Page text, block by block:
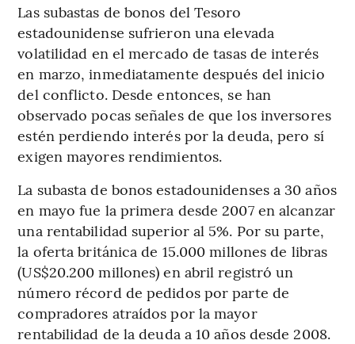
Las subastas de bonos del Tesoro
estadounidense sufrieron una elevada
volatilidad en el mercado de tasas de interés
en marzo, inmediatamente después del inicio
del conflicto. Desde entonces, se han
observado pocas señales de que los inversores
estén perdiendo interés por la deuda, pero sí
exigen mayores rendimientos.
La subasta de bonos estadounidenses a 30 años
en mayo fue la primera desde 2007 en alcanzar
una rentabilidad superior al 5%. Por su parte,
la oferta británica de 15.000 millones de libras
(US$20.200 millones) en abril registró un
número récord de pedidos por parte de
compradores atraídos por la mayor
rentabilidad de la deuda a 10 años desde 2008.